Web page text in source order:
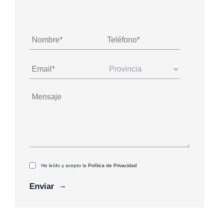
He leído y acepto la Política de Privacidad